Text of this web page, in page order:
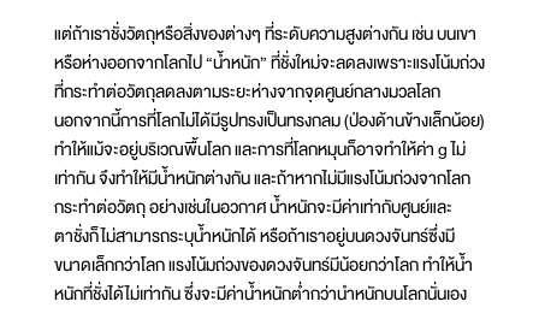
แต่ถ้าเราชั่งวัตถุหรือสิ่งของต่างๆ ที่ระดับความสูงต่างกัน เช่น บนเขา
หรือห่างออกจากโลกไป “น้ำหนัก” ที่ชั่งใหม่จะลดลงเพราะแรงโน้มถ่วง
ที่กระทำต่อวัตถุลดลงตามระยะห่างจากจุดศูนย์กลางมวลโลก
นอกจากนี้การที่โลกไม่ได้มีรูปทรงเป็นทรงกลม (ป่องด้านข้างเล็กน้อย)
ทำให้แม้จะอยู่บริเวณพื้นโลก และการที่โลกหมุนก็อาจทำให้ค่า g ไม่
เท่ากัน จึงทำให้มีน้ำหนักต่างกัน และถ้าหากไม่มีแรงโน้มถ่วงจากโลก
กระทำต่อวัตถุ อย่างเช่นในอวกาศ น้ำหนักจะมีค่าเท่ากับศูนย์และ
ตาชั่งก็ไม่สามารถระบุน้ำหนักได้ หรือถ้าเราอยู่บนดวงจันทร์ซึ่งมี
ขนาดเล็กกว่าโลก แรงโน้มถ่วงของดวงจันทร์มีน้อยกว่าโลก ทำให้น้ำ
หนักที่ชั่งได้ไม่เท่ากัน ซึ่งจะมีค่าน้ำหนักต่ำกว่านำหนักบนโลกนั่นเอง